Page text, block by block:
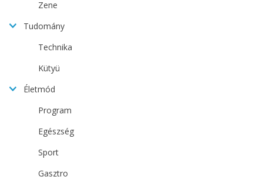
Zene
Tudomány
Technika
Kütyü
Életmód
Program
Egészség
Sport
Gasztro